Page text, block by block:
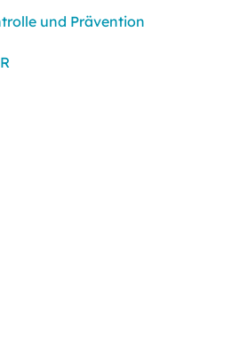
und Prävention